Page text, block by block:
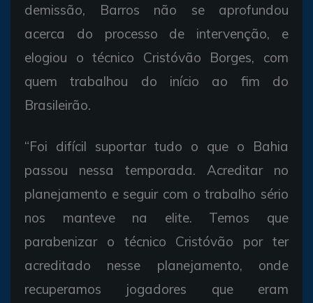
demissão, Barros não se aprofundou
acerca do processo de intervenção, e
elogiou o técnico Cristóvão Borges, com
quem trabalhou do início ao fim do
Brasileirão.
“Foi difícil suportar tudo o que o Bahia
passou nessa temporada. Acreditar no
planejamento e seguir com o trabalho sério
nos manteve na elite. Temos que
parabenizar o técnico Cristóvão por ter
acreditado nesse planejamento, onde
recuperamos jogadores que eram